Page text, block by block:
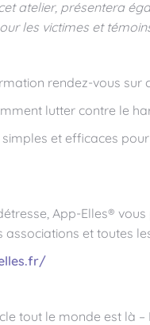
atelier, présentera
les victimes et
rendez-vous sur
lutter contre le
et efficaces
App-Elles®
et toutes
tout le monde est là